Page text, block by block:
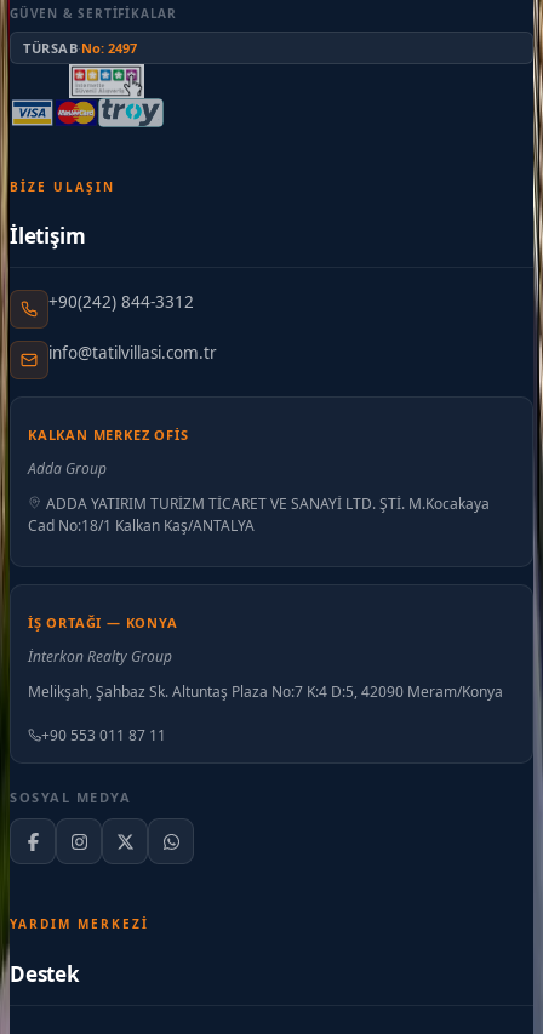
GÜVEN & SERTIFIKALAR
TÜRSAB·No: 2497
BIZE ULAŞIN
İletişim
+90(242) 844-3312
info@tatilvillasi.com.tr
KALKAN MERKEZ OFIS
Adda Group
ADDA YATIRIM TURİZM TİCARET VE SANAYİ LTD. ŞTİ. M.Kocakaya
Cad No:18/1 Kalkan Kaş/ANTALYA
İŞ ORTAĞI — KONYA
İnterkon Realty Group
Melikşah, Şahbaz Sk. Altuntaş Plaza No:7 K:4 D:5, 42090 Meram/Konya
+90 553 011 87 11
SOSYAL MEDYA
YARDIM MERKEZI
Destek